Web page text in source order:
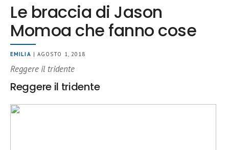
Le braccia di Jason
Momoa che fanno cose
EMILIA | AGOSTO 1, 2018
Reggere il tridente
Reggere il tridente